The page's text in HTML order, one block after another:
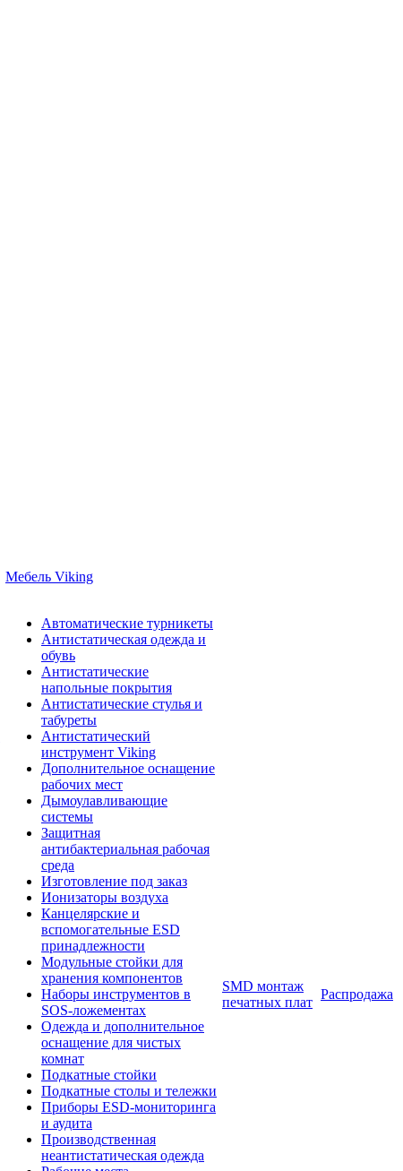
Мебель Viking
Автоматические турникеты
Антистатическая одежда и
обувь
Антистатические
напольные покрытия
Антистатические стулья и
табуреты
Антистатический
инструмент Viking
Дополнительное оснащение
рабочих мест
Дымоулавливающие
системы
Защитная
антибактериальная рабочая
среда
Изготовление под заказ
Ионизаторы воздуха
Канцелярские и
вспомогательные ESD
принадлежности
Модульные стойки для
хранения компонентов
Наборы инструментов в
SOS-ложементах
Одежда и дополнительное
оснащение для чистых
комнат
Подкатные стойки
Подкатные столы и тележки
Приборы ESD-мониторинга
и аудита
Производственная
неантистатическая одежда
SMD монтаж
печатных плат
Распродажа